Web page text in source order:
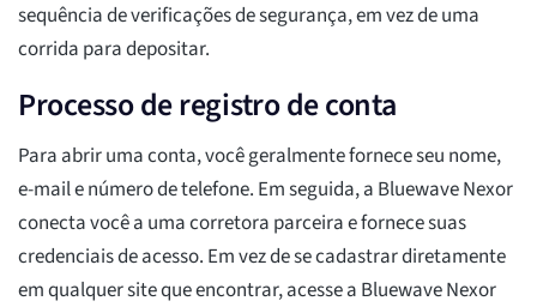
sequência de verificações de segurança, em vez de uma
corrida para depositar.
Processo de registro de conta
Para abrir uma conta, você geralmente fornece seu nome,
e-mail e número de telefone. Em seguida, a Bluewave Nexor
conecta você a uma corretora parceira e fornece suas
credenciais de acesso. Em vez de se cadastrar diretamente
em qualquer site que encontrar, acesse a Bluewave Nexor